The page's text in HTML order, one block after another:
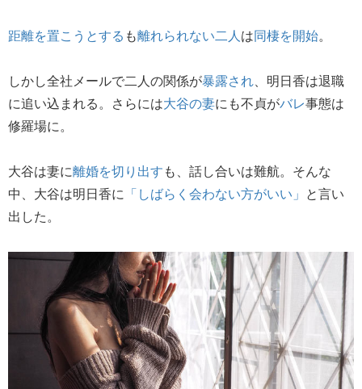
距離を置こうとする も離れられない二人 は同棲を開始。
しかし全社メールで二人の関係が暴露され 、明日香は退職
に追い込まれる。さらには大谷の妻にも不貞がバレ事態は
修羅場に。
大谷は妻に離婚を切り出すも、話し合いは難航。そんな
中、大谷は明日香に 「しばらく会わない方がいい」 と言い
出した。